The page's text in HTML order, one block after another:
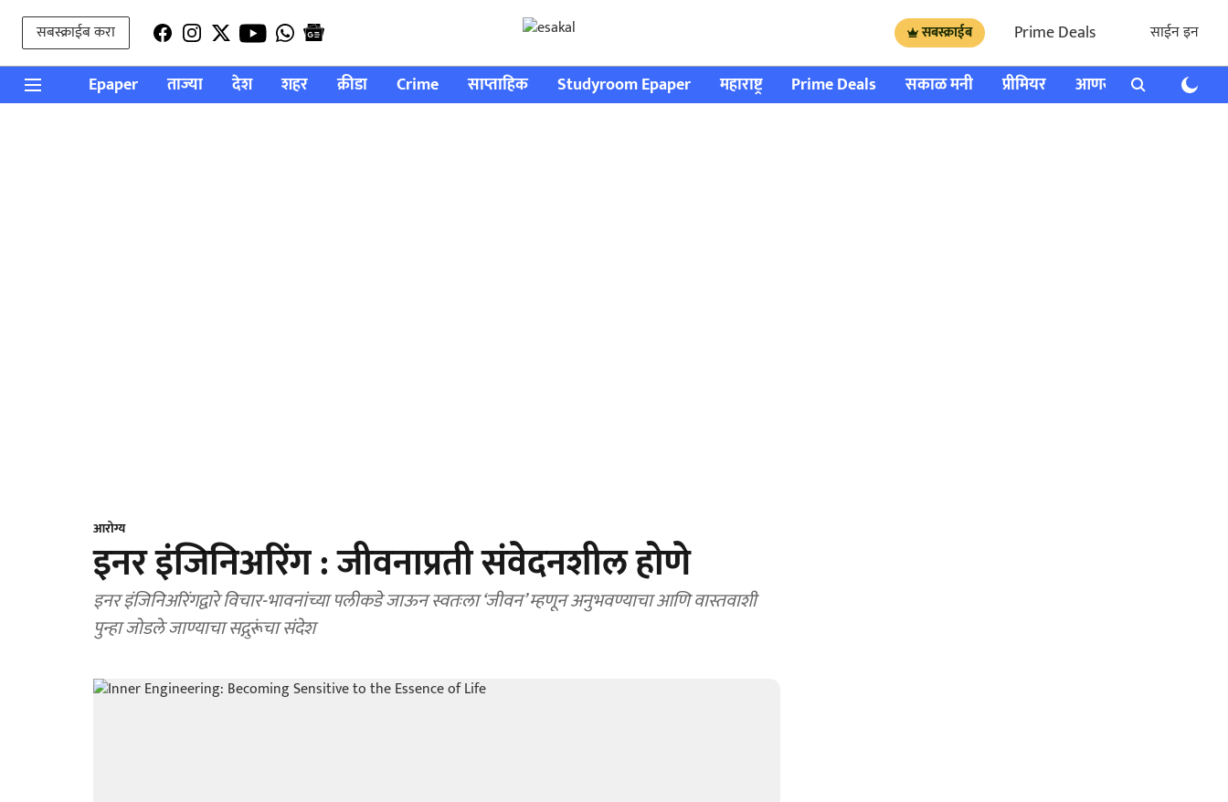
सबस्क्राईब करा सबस्क्राईब Prime Deals साईन इन
Epaper ताज्या देश शहर क्रीडा Crime साप्ताहिक Studyroom Epaper महाराष्ट्र Prime Deals सकाळ मनी प्रीमियर आणखी राशी भविष्य
आरोग्य
इनर इंजिनिअरिंग : जीवनाप्रती संवेदनशील होणे
इनर इंजिनिअरिंगद्वारे विचार-भावनांच्या पलीकडे जाऊन स्वतःला ‘जीवन’ म्हणून अनुभवण्याचा आणि वास्तवाशी
पुन्हा जोडले जाण्याचा सद्गुरूंचा संदेश